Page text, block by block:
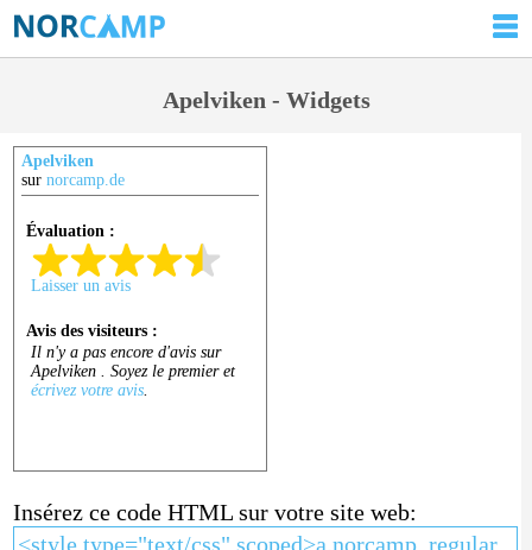
Apelviken - Widgets
Apelviken
sur norcamp.de
Insérez ce code HTML sur votre site web: